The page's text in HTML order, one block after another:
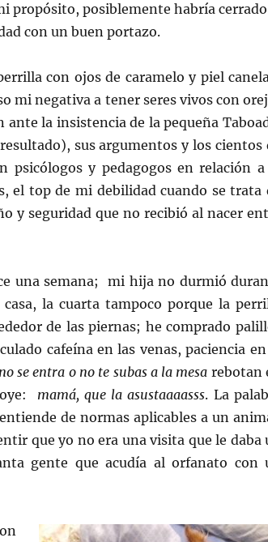
propósito, posiblemente habría
con un buen portazo.
con ojos de caramelo y piel
mi negativa a tener seres vivos con
la insistencia de la pequeña
sus argumentos y los cientos
psicólogos y pedagogos en relación
el top de mi debilidad cuando se trata
y seguridad que no recibió al nacer
una semana; mi hija no durmió
la cuarta tampoco porque la
de las piernas; he comprado
cafeína en las venas, paciencia
se entra o no te subas a la mesa rebotan
mamá, que la asustaaaasss. La
de normas aplicables a un
que yo no era una visita que le daba
gente que acudía al orfanato con